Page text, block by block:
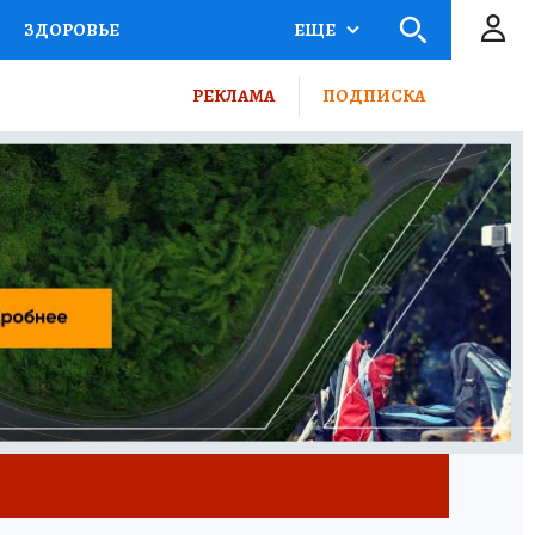
ЗДОРОВЬЕ
НА СПОРТ ПРОМОКОДЫ
КОЛЛЕКЦИИ
ЕЩЕ
РЕКЛАМА ПОДПИСКА